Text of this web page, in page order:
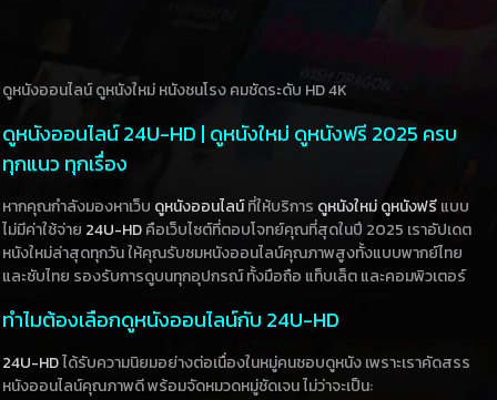
ดูหนังออนไลน์ ดูหนังใหม่ หนังชนโรง คมชัดระดับ HD 4K
ดูหนังออนไลน์ 24U-HD | ดูหนังใหม่ ดูหนังฟรี 2025 ครบ
ทุกแนว ทุกเรื่อง
หากคุณกำลังมองหาเว็บ ดูหนังออนไลน์ที่ให้บริการ ดูหนังใหม่ดูหนังฟรีแบบ
ไม่มีค่าใช้จ่าย 24U-HDคือเว็บไซต์ที่ตอบโจทย์คุณที่สุดในปี 2025 เราอัปเดต
หนังใหม่ล่าสุดทุกวัน ให้คุณรับชมหนังออนไลน์คุณภาพสูงทั้งแบบพากย์ไทย
และซับไทย รองรับการดูบนทุกอุปกรณ์ ทั้งมือถือ แท็บเล็ต และคอมพิวเตอร์
ทำไมต้องเลือกดูหนังออนไลน์กับ 24U-HD
24U-HDได้รับความนิยมอย่างต่อเนื่องในหมู่คนชอบดูหนัง เพราะเราคัดสรร
หนังออนไลน์คุณภาพดี พร้อมจัดหมวดหมู่ชัดเจน ไม่ว่าจะเป็น: